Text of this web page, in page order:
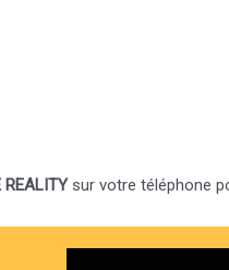
REALITYsur votre téléphone